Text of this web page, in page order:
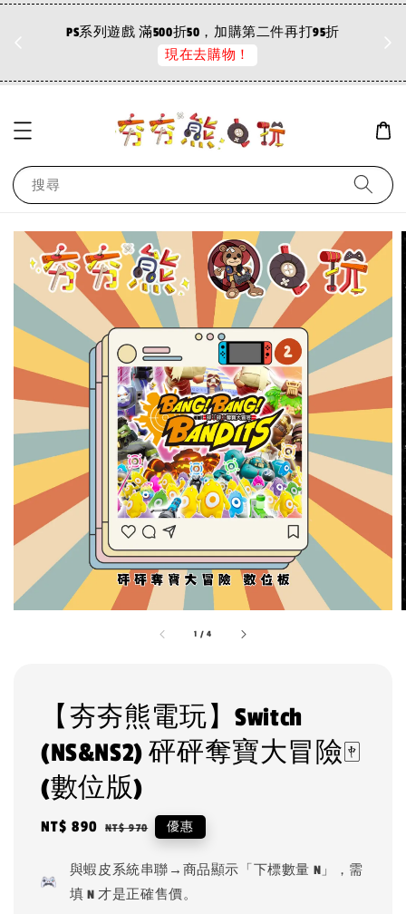
PS系列遊戲 滿500折50，加購第二件再打95折
現在去購物！
搜尋
1 /4
【夯夯熊電玩】Switch
(NS&NS2) 砰砰奪寶大冒險🀄
(數位版)
Sale
NT$ 890 Regular
NT$ 970 優惠
與蝦皮系統串聯→商品顯示「下標數量 N」，需
填 N 才是正確售價。